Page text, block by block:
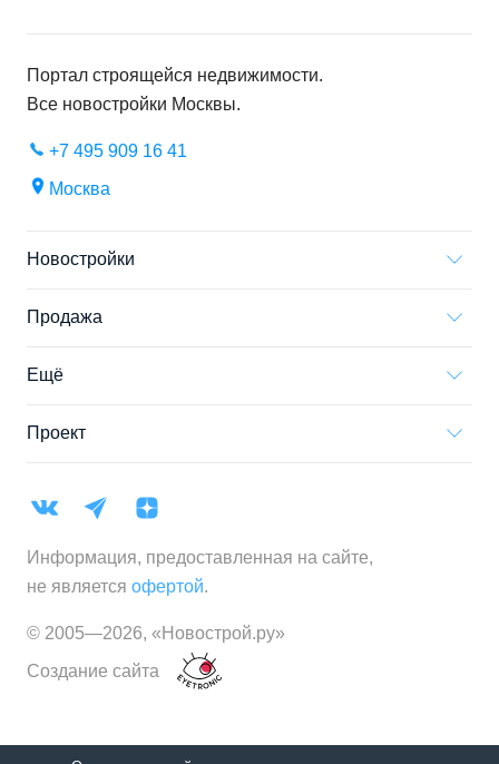
Портал строящейся недвижимости.
Все новостройки Москвы.
+7 495 909 16 41
Москва
Новостройки
Продажа
Ещё
Проект
Информация, предоставленная на сайте,
не является офертой.
© 2005—2026, «Новострой.ру»
Создание сайта